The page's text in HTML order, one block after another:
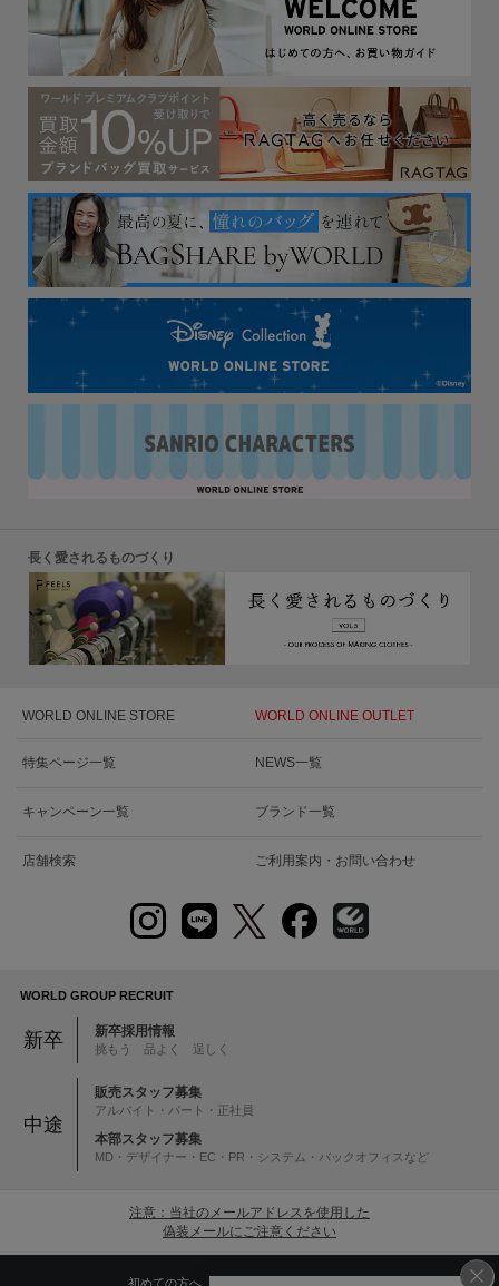
長く愛されるものづくり
WORLD ONLINE STORE WORLD ONLINE OUTLET
特集ページ一覧 NEWS一覧
キャンペーン一覧 ブランド一覧
店舗検索 ご利用案内・お問い合わせ
WORLD GROUP RECRUIT
新卒 新卒採用情報
挑もう 品よく 逞しく
中途
販売スタッフ募集
アルバイト・パート・正社員
本部スタッフ募集
MD・デザイナー・EC・PR・システム・バックオフィスなど
注意：当社のメールアドレスを使用した
偽装メールにご注意ください
初めての方へ